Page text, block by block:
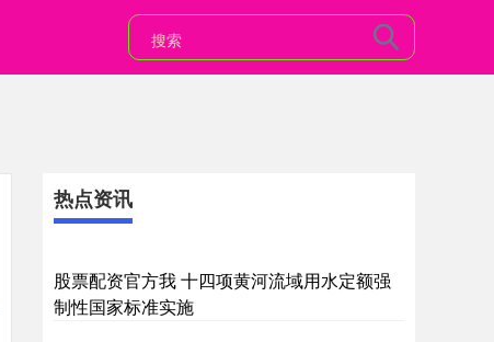
热点资讯
股票配资官方我 十四项黄河流域用水定额强
制性国家标准实施